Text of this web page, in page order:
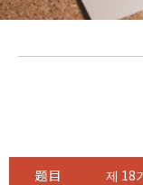
题目 제 18